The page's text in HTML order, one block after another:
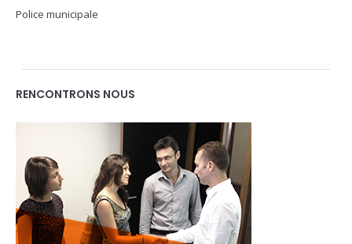
Police municipale
RENCONTRONS NOUS